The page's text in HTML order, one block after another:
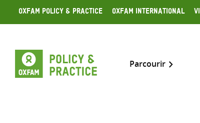
Skip
to
Oxfam Policy & Practice Oxfam International
Parcourir